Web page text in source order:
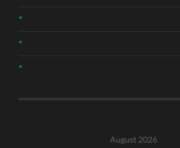
*
*
*
August 2026